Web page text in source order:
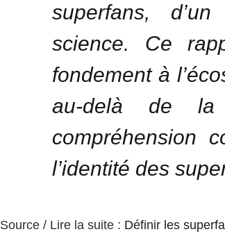
superfans,
science. Ce
fondement à
au-delà de la
compréhension
l’identité des
Source / Lire la suite : Définir les